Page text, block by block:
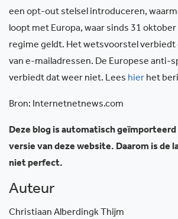
een opt-out stelsel introduceren,
loopt met Europa, waar sinds 31
regime geldt. Het wetsvoorstel verbiedt
van e-mailadressen. De Europese anti-
verbiedt dat weer niet. Lees hier het
Bron: Internetnetnews.com
Deze blog is automatisch
versie van deze website. Daarom is de
niet perfect.
Auteur
Christiaan Alberdingk Thijm